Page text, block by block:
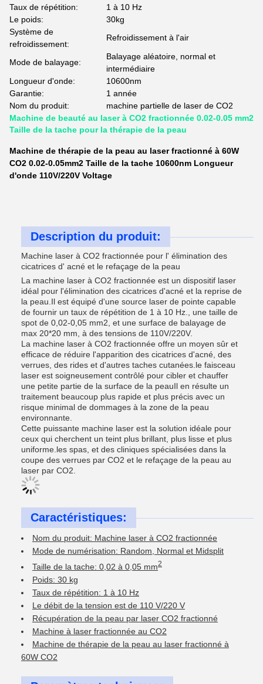
Taux de répétition:
1 à 10 Hz
Le poids:
30kg
Système de
refroidissement:
Refroidissement à l'air
Mode de balayage:
Balayage aléatoire, normal et
intermédiaire
Longueur d'onde:
10600nm
Garantie:
1 année
Nom du produit:
machine partielle de laser de CO2
Machine de beauté au laser à CO2 fractionnée 0.02-0.05 mm2
Taille de la tache pour la thérapie de la peau
Machine de thérapie de la peau au laser fractionné à 60W
CO2 0.02-0.05mm2 Taille de la tache 10600nm Longueur
d'onde 110V/220V Voltage
Description du produit:
Machine laser à CO2 fractionnée pour l' élimination des
cicatrices d' acné et le refaçage de la peau
La machine laser à CO2 fractionnée est un dispositif laser
idéal pour l'élimination des cicatrices d'acné et la reprise de
la peau.Il est équipé d'une source laser de pointe capable
de fournir un taux de répétition de 1 à 10 Hz., une taille de
spot de 0,02-0,05 mm2, et une surface de balayage de
max 20*20 mm, à des tensions de 110V/220V.
La machine laser à CO2 fractionnée offre un moyen sûr et
efficace de réduire l'apparition des cicatrices d'acné, des
verrues, des rides et d'autres taches cutanées.le faisceau
laser est soigneusement contrôlé pour cibler et chauffer
une petite partie de la surface de la peauIl en résulte un
traitement beaucoup plus rapide et plus précis avec un
risque minimal de dommages à la zone de la peau
environnante.
Cette puissante machine laser est la solution idéale pour
ceux qui cherchent un teint plus brillant, plus lisse et plus
uniforme.les spas, et des cliniques spécialisées dans la
coupe des verrues par CO2 et le refaçage de la peau au
laser par CO2.
Caractéristiques:
Nom du produit: Machine laser à CO2 fractionnée
Mode de numérisation: Random, Normal et Midsplit
Taille de la tache: 0,02 à 0,05 mm2
Poids: 30 kg
Taux de répétition: 1 à 10 Hz
Le débit de la tension est de 110 V/220 V
Récupération de la peau par laser CO2 fractionné
Machine à laser fractionnée au CO2
Machine de thérapie de la peau au laser fractionné à
60W CO2